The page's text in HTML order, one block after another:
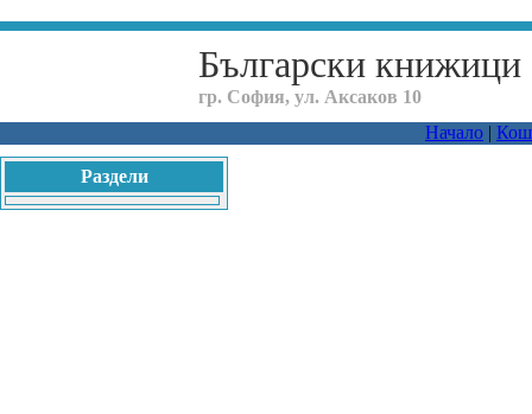
Български книжици
гр. София, ул. Аксаков 10
Начало |
Раздели